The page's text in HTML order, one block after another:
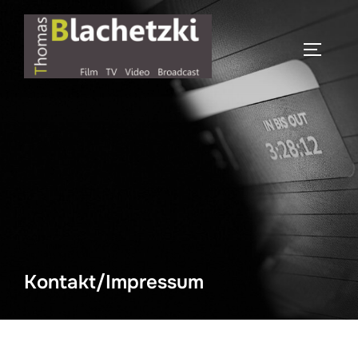
Zum
springen
Kontakt/Impressum